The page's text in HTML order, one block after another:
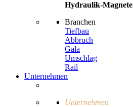
Hydraulik-Magnete
Branchen
Tiefbau
Abbruch
Gala
Umschlag
Rail
Unternehmen
Unternehmen